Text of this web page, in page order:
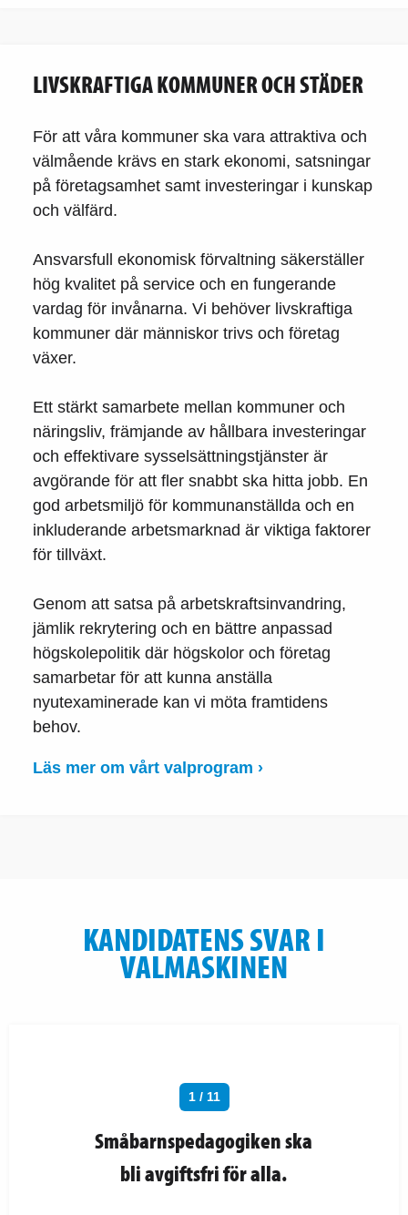
LIVSKRAFTIGA KOMMUNER OCH STÄDER
För att våra kommuner ska vara attraktiva och
välmående krävs en stark ekonomi, satsningar
på företagsamhet samt investeringar i kunskap
och välfärd.
Ansvarsfull ekonomisk förvaltning säkerställer
hög kvalitet på service och en fungerande
vardag för invånarna. Vi behöver livskraftiga
kommuner där människor trivs och företag
växer.
Ett stärkt samarbete mellan kommuner och
näringsliv, främjande av hållbara investeringar
och effektivare sysselsättningstjänster är
avgörande för att fler snabbt ska hitta jobb. En
god arbetsmiljö för kommunanställda och en
inkluderande arbetsmarknad är viktiga faktorer
för tillväxt.
Genom att satsa på arbetskraftsinvandring,
jämlik rekrytering och en bättre anpassad
högskolepolitik där högskolor och företag
samarbetar för att kunna anställa
nyutexaminerade kan vi möta framtidens
behov.
Läs mer om vårt valprogram ›
KANDIDATENS SVAR I
VALMASKINEN
1 / 11
Småbarnspedagogiken ska
bli avgiftsfri för alla.